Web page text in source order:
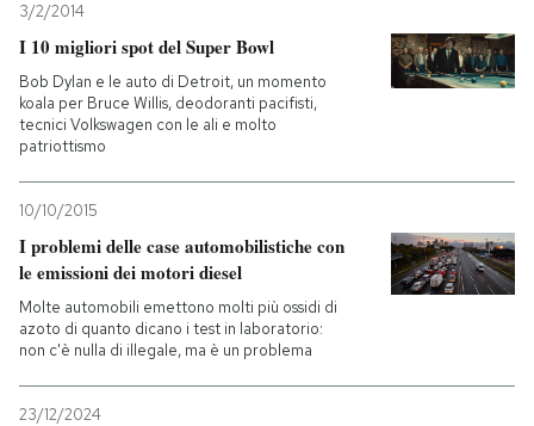
3/2/2014
I 10 migliori spot del Super Bowl
Bob Dylan e le auto di Detroit, un momento
koala per Bruce Willis, deodoranti pacifisti,
tecnici Volkswagen con le ali e molto
patriottismo
10/10/2015
I problemi delle case automobilistiche con
le emissioni dei motori diesel
Molte automobili emettono molti più ossidi di
azoto di quanto dicano i test in laboratorio:
non c'è nulla di illegale, ma è un problema
23/12/2024